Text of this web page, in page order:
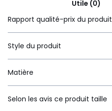
Utile (0)
Rapport qualité-prix du produit
Style du produit
Matière
Selon les avis ce produit taille